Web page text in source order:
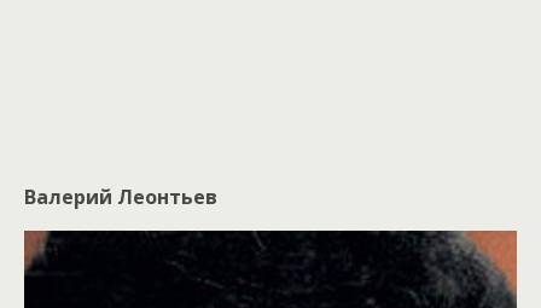
Валерий Леонтьев